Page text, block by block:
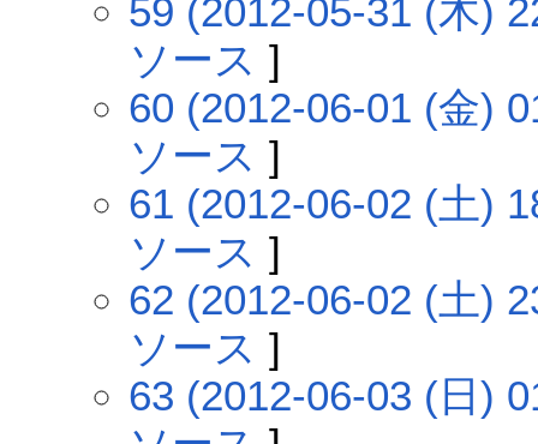
59 (2012-05-31 (木)
ソース ]
60 (2012-06-01 (金)
ソース ]
61 (2012-06-02 (土)
ソース ]
62 (2012-06-02 (土)
ソース ]
63 (2012-06-03 (日)